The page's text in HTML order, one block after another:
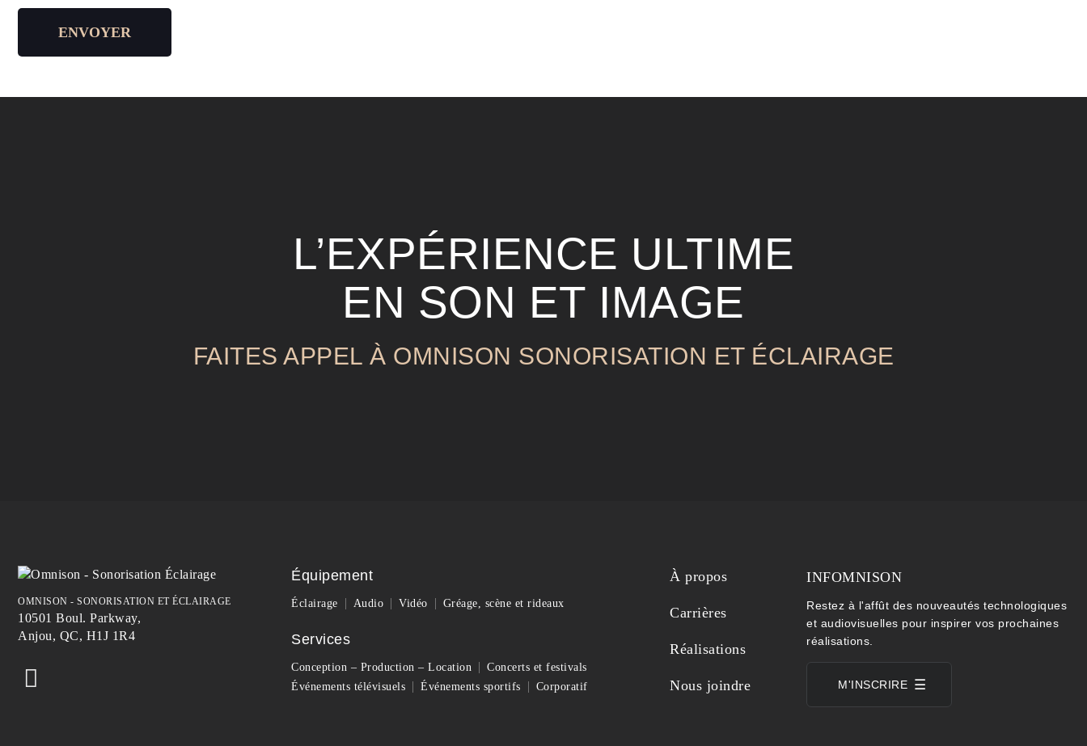
ENVOYER
L’EXPÉRIENCE ULTIME
EN SON ET IMAGE
FAITES APPEL À OMNISON SONORISATION ET ÉCLAIRAGE
OMNISON - SONORISATION ET ÉCLAIRAGE
10501 Boul. Parkway,
Anjou, QC, H1J 1R4
Équipement
Éclairage Audio Vidéo Gréage, scène et rideaux
Services
Conception – Production – Location
Concerts et festivals
Événements télévisuels
Événements sportifs Corporatif
À propos
Carrières
Réalisations
Nous joindre
INFOMNISON
Restez à l'affût des nouveautés technologiques
et audiovisuelles pour inspirer vos prochaines
réalisations.
M'INSCRIRE